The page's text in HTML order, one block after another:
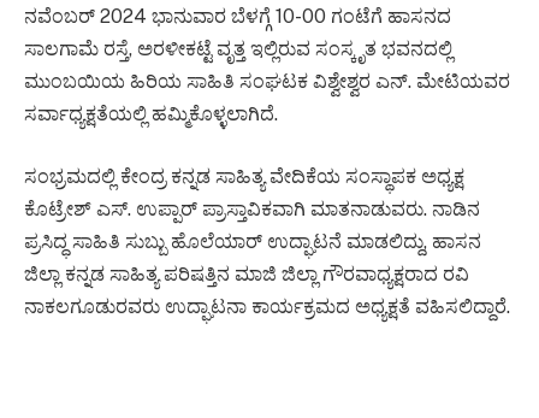
ನವೆಂಬರ್ 2024 ಭಾನುವಾರ ಬೆಳಗ್ಗೆ 10-00 ಗಂಟೆಗೆ ಹಾಸನದ
ಸಾಲಗಾಮೆ ರಸ್ತೆ, ಅರಳೀಕಟ್ಟೆ ವೃತ್ತ ಇಲ್ಲಿರುವ ಸಂಸ್ಕೃತ ಭವನದಲ್ಲಿ
ಮುಂಬಯಿಯ ಹಿರಿಯ ಸಾಹಿತಿ ಸಂಘಟಕ ವಿಶ್ವೇಶ್ವರ ಎನ್. ಮೇಟಿಯವರ
ಸರ್ವಾಧ್ಯಕ್ಷತೆಯಲ್ಲಿ ಹಮ್ಮಿಕೊಳ್ಳಲಾಗಿದೆ.
ಸಂಭ್ರಮದಲ್ಲಿ ಕೇಂದ್ರ ಕನ್ನಡ ಸಾಹಿತ್ಯ ವೇದಿಕೆಯ ಸಂಸ್ಥಾಪಕ ಅಧ್ಯಕ್ಷ
ಕೊಟ್ರೇಶ್ ಎಸ್. ಉಪ್ಪಾರ್ ಪ್ರಾಸ್ತಾವಿಕವಾಗಿ ಮಾತನಾಡುವರು. ನಾಡಿನ
ಪ್ರಸಿದ್ಧ ಸಾಹಿತಿ ಸುಬ್ಬು ಹೊಲೆಯಾರ್ ಉದ್ಘಾಟನೆ ಮಾಡಲಿದ್ದು, ಹಾಸನ
ಜಿಲ್ಲಾ ಕನ್ನಡ ಸಾಹಿತ್ಯ ಪರಿಷತ್ತಿನ ಮಾಜಿ ಜಿಲ್ಲಾ ಗೌರವಾಧ್ಯಕ್ಷರಾದ ರವಿ
ನಾಕಲಗೂಡುರವರು ಉದ್ಘಾಟನಾ ಕಾರ್ಯಕ್ರಮದ ಅಧ್ಯಕ್ಷತೆ ವಹಿಸಲಿದ್ದಾರೆ.